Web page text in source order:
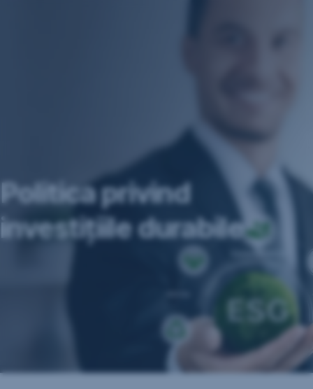
Politica privind
investițiile durabile